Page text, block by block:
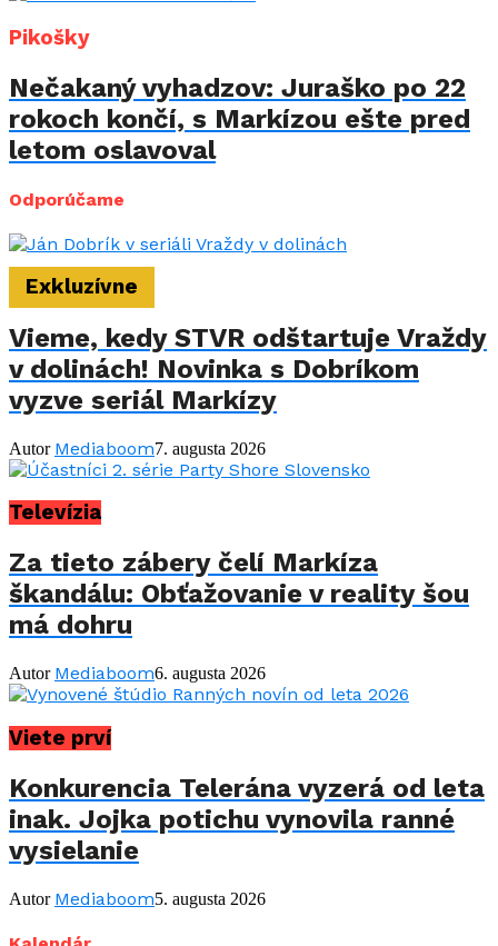
Pikošky
Nečakaný vyhadzov: Juraško po 22
rokoch končí, s Markízou ešte pred
letom oslavoval
Odporúčame
Exkluzívne
Vieme, kedy STVR odštartuje Vraždy
v dolinách! Novinka s Dobríkom
vyzve seriál Markízy
Autor Mediaboom7. augusta 2026
Televízia
Za tieto zábery čelí Markíza
škandálu: Obťažovanie v reality šou
má dohru
Autor Mediaboom6. augusta 2026
Viete prví
Konkurencia Telerána vyzerá od leta
inak. Jojka potichu vynovila ranné
vysielanie
Autor Mediaboom5. augusta 2026